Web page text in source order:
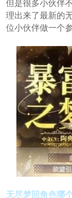
但是很多小伙伴
理出来了最新的
位小伙伴做一个
无尽梦回角色哪